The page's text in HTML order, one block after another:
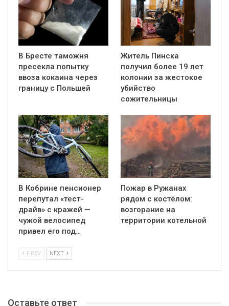
В Бресте таможня
пресекла попытку
ввоза кокаина через
границу с Польшей
Житель Пинска
получил более 19 лет
колонии за жестокое
убийство
сожительницы
В Кобрине пенсионер
перепутал «тест-
драйв» с кражей —
чужой велосипед
привел его под…
Пожар в Ружанах
рядом с костёлом:
возгорание на
территории котельной
PREV NEXT
Оставьте ответ